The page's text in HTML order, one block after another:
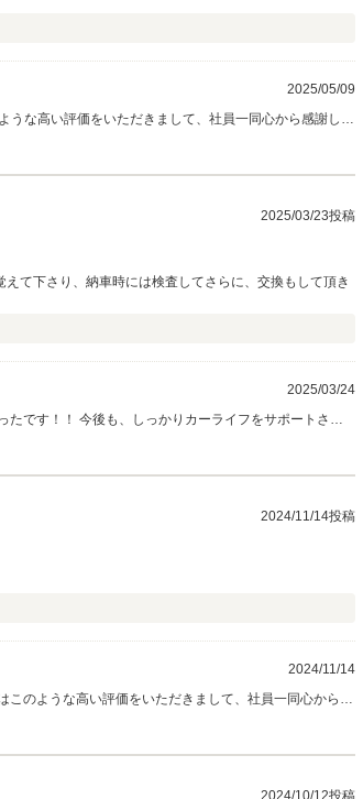
2025/05/09
うな高い評価をいただきまして、社員一同心から感謝して
2025/03/23投稿
て下さり、納車時には検査してさらに、交換もして頂き
2025/03/24
です！！ 今後も、しっかりカーライフをサポートさせ
2024/11/14投稿
2024/11/14
のような高い評価をいただきまして、社員一同心から感
2024/10/12投稿